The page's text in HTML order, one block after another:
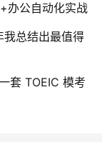
办公自动化实战
总结出最值得
套 TOEIC 模考